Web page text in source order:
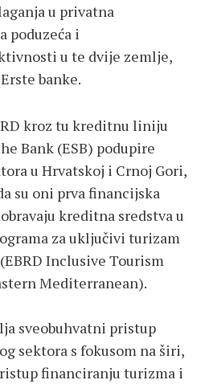
u privatna
poduzeća i
u te dvije zemlje,
banke.
kroz tu kreditnu liniju
Bank (ESB) podupire
u Hrvatskoj i Crnoj Gori,
su oni prva financijska
kreditna sredstva u
za uključivi turizam
Inclusive Tourism
Mediterranean).
sveobuhvatni pristup
sektora s fokusom na širi,
financiranju turizma i